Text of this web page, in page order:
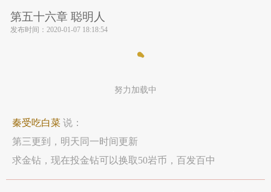
第五十六章 聪明人
发布时间： 2020-01-07 18:18:54
努力加载中
秦受吃白菜 说：
第三更到，明天同一时间更新
求金钻，现在投金钻可以换取50岩币，百发百中